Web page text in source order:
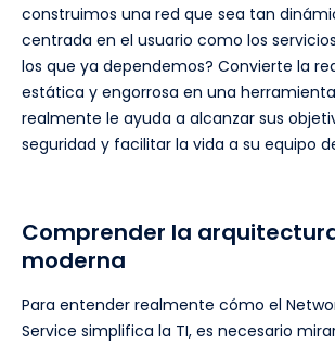
construimos una red que sea tan
centrada en el usuario como los
los que ya dependemos? Convierte la
estática y engorrosa en una
realmente le ayuda a alcanzar sus
seguridad y facilitar la vida a su equipo
Comprender la
moderna
Para entender realmente cómo el
Service simplifica la TI, es necesario